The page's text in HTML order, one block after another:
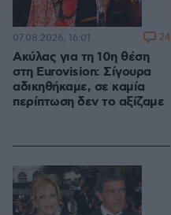
Ακύλας για τη 10η θέση
στη Eurovision: Σίγουρα
αδικηθήκαμε, σε καμία
περίπτωση δεν το αξίζαμε
07.08.2026, 16:01 24